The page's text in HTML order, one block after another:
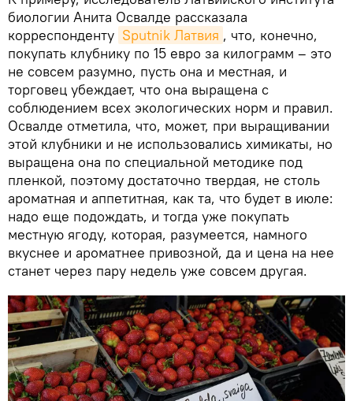
биологии Анита Освалде рассказала
корреспонденту Sputnik Латвия , что, конечно,
покупать клубнику по 15 евро за килограмм – это
не совсем разумно, пусть она и местная, и
торговец убеждает, что она выращена с
соблюдением всех экологических норм и правил.
Освалде отметила, что, может, при выращивании
этой клубники и не использовались химикаты, но
выращена она по специальной методике под
пленкой, поэтому достаточно твердая, не столь
ароматная и аппетитная, как та, что будет в июле:
надо еще подождать, и тогда уже покупать
местную ягоду, которая, разумеется, намного
вкуснее и ароматнее привозной, да и цена на нее
станет через пару недель уже совсем другая.